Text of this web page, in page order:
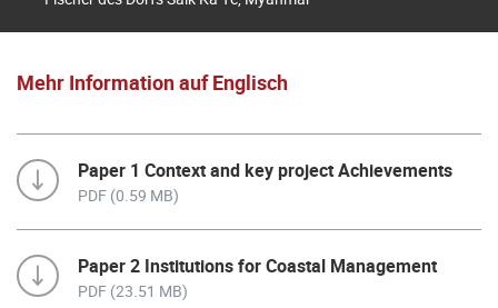
Mehr Information auf Englisch
Paper 1 Context and key project Achievements
PDF (0.59 MB)
Paper 2 Institutions for Coastal Management
PDF (23.51 MB)